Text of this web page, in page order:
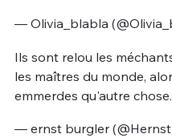
— Olivia_blabla
Ils sont relou les
les maîtres du monde,
emmerdes qu'autre chose.
— ernst burgler